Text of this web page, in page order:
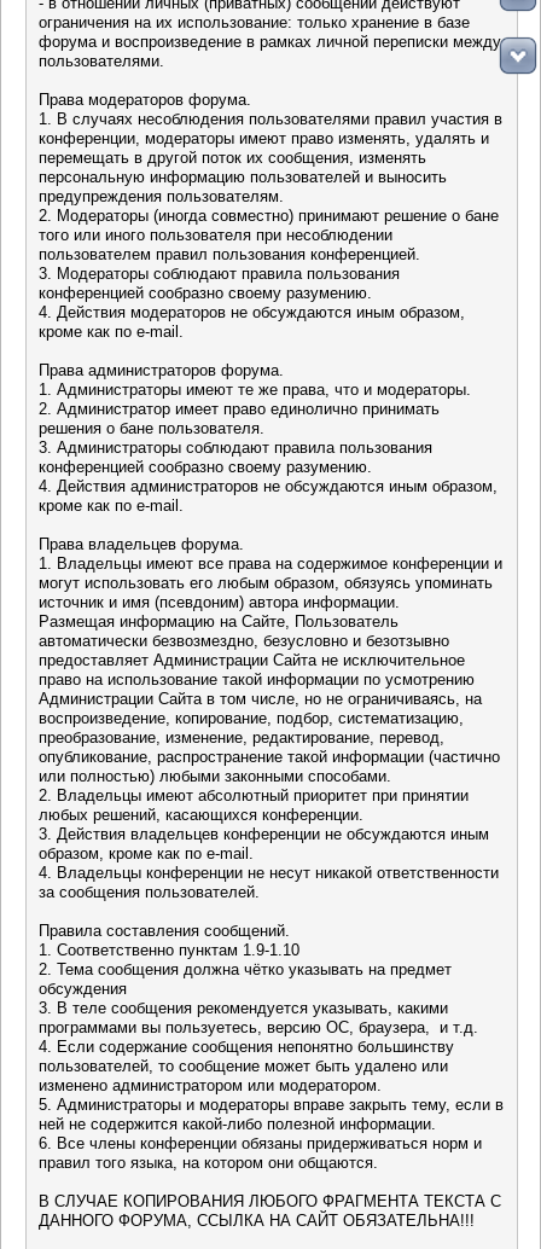
ограничения на их использование: только хранение в базе
форума и воспроизведение в рамках личной переписки между
пользователями.
Права модераторов форума.
1. В случаях несоблюдения пользователями правил участия в
конференции, модераторы имеют право изменять, удалять и
перемещать в другой поток их сообщения, изменять
персональную информацию пользователей и выносить
предупреждения пользователям.
2. Модераторы (иногда совместно) принимают решение о бане
того или иного пользователя при несоблюдении
пользователем правил пользования конференцией.
3. Модераторы соблюдают правила пользования
конференцией сообразно своему разумению.
4. Действия модераторов не обсуждаются иным образом,
кроме как по e-mail.
Права администраторов форума.
1. Администраторы имеют те же права, что и модераторы.
2. Администратор имеет право единолично принимать
решения о бане пользователя.
3. Администраторы соблюдают правила пользования
конференцией сообразно своему разумению.
4. Действия администраторов не обсуждаются иным образом,
кроме как по e-mail.
Права владельцев форума.
1. Владельцы имеют все права на содержимое конференции и
могут использовать его любым образом, обязуясь упоминать
источник и имя (псевдоним) автора информации.
Размещая информацию на Сайте, Пользователь
автоматически безвозмездно, безусловно и безотзывно
предоставляет Администрации Сайта не исключительное
право на использование такой информации по усмотрению
Администрации Сайта в том числе, но не ограничиваясь, на
воспроизведение, копирование, подбор, систематизацию,
преобразование, изменение, редактирование, перевод,
опубликование, распространение такой информации (частично
или полностью) любыми законными способами.
2. Владельцы имеют абсолютный приоритет при принятии
любых решений, касающихся конференции.
3. Действия владельцев конференции не обсуждаются иным
образом, кроме как по e-mail.
4. Владельцы конференции не несут никакой ответственности
за сообщения пользователей.
Правила составления сообщений.
1. Соответственно пунктам 1.9-1.10
2. Тема сообщения должна чётко указывать на предмет
обсуждения
3. В теле сообщения рекомендуется указывать, какими
программами вы пользуетесь, версию ОС, браузера, и т.д.
4. Если содержание сообщения непонятно большинству
пользователей, то сообщение может быть удалено или
изменено администратором или модератором.
5. Администраторы и модераторы вправе закрыть тему, если в
ней не содержится какой-либо полезной информации.
6. Все члены конференции обязаны придерживаться норм и
правил того языка, на котором они общаются.
В СЛУЧАЕ КОПИРОВАНИЯ ЛЮБОГО ФРАГМЕНТА ТЕКСТА С
ДАННОГО ФОРУМА, ССЫЛКА НА САЙТ ОБЯЗАТЕЛЬНА!!!